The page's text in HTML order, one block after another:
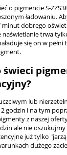
o pigmencie S-
ładowaniu.
dobrego
naświetlanie trwa
się on w
świeci
lub
godzin i na tym
z naszej
ale nie oszukujmy
już tylko
dużego